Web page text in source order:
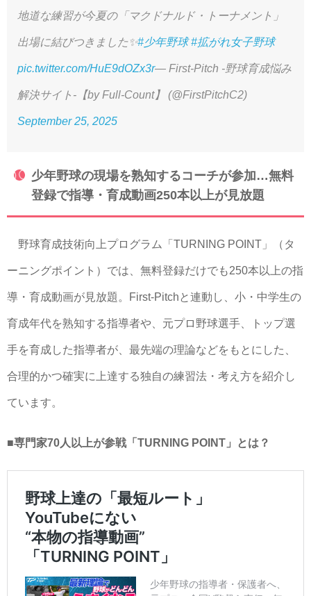
地道な練習が今夏の「マクドナルド・トーナメント」
出場に結びつきました✨#少年野球 #拡がれ女子野球
pic.twitter.com/HuE9dOZx3r— First-Pitch -野球育成悩み
解決サイト-【by Full-Count】 (@FirstPitchC2)
September 25, 2025
少年野球の現場を熟知するコーチが参加…無料
登録で指導・育成動画250本以上が見放題
野球育成技術向上プログラム「TURNING POINT」（タ
ーニングポイント）では、無料登録だけでも250本以上の指
導・育成動画が見放題。First-Pitchと連動し、小・中学生の
育成年代を熟知する指導者や、元プロ野球選手、トップ選
手を育成した指導者が、最先端の理論などをもとにした、
合理的かつ確実に上達する独自の練習法・考え方を紹介し
ています。
■専門家70人以上が参戦「TURNING POINT」とは？